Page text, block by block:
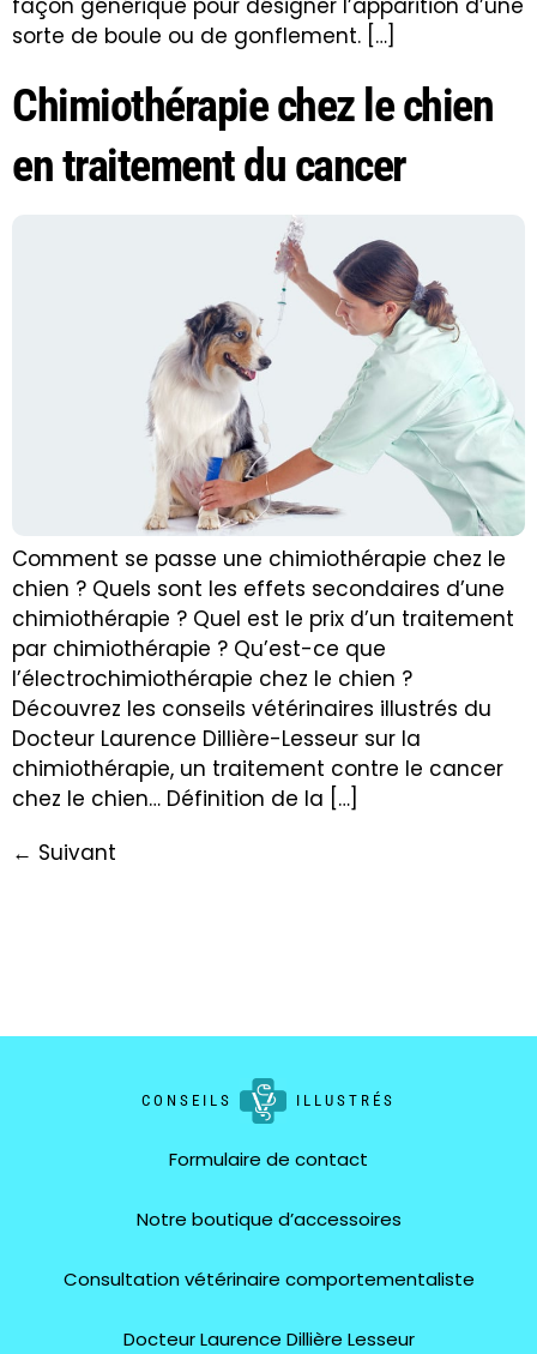
sorte de boule ou de gonflement. […]
Chimiothérapie chez le chien
en traitement du cancer
Comment se passe une chimiothérapie chez le
chien ? Quels sont les effets secondaires d’une
chimiothérapie ? Quel est le prix d’un traitement
par chimiothérapie ? Qu’est-ce que
l’électrochimiothérapie chez le chien ?
Découvrez les conseils vétérinaires illustrés du
Docteur Laurence Dillière-Lesseur sur la
chimiothérapie, un traitement contre le cancer
chez le chien… Définition de la […]
← Suivant
CONSEILS ILLUSTRÉS
Formulaire de contact
Notre boutique d’accessoires
Consultation vétérinaire comportementaliste
Docteur Laurence Dillière Lesseur